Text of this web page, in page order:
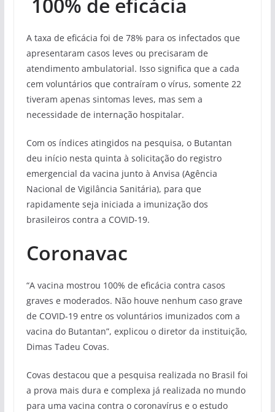
A taxa de eficácia foi de 78% para os infectados que
apresentaram casos leves ou precisaram de
atendimento ambulatorial. Isso significa que a cada
cem voluntários que contraíram o vírus, somente 22
tiveram apenas sintomas leves, mas sem a
necessidade de internação hospitalar.
Com os índices atingidos na pesquisa, o Butantan
deu início nesta quinta à solicitação do registro
emergencial da vacina junto à Anvisa (Agência
Nacional de Vigilância Sanitária), para que
rapidamente seja iniciada a imunização dos
brasileiros contra a COVID-19.
Coronavac
“A vacina mostrou 100% de eficácia contra casos
graves e moderados. Não houve nenhum caso grave
de COVID-19 entre os voluntários imunizados com a
vacina do Butantan”, explicou o diretor da instituição,
Dimas Tadeu Covas.
Covas destacou que a pesquisa realizada no Brasil foi
a prova mais dura e complexa já realizada no mundo
para uma vacina contra o coronavírus e o estudo